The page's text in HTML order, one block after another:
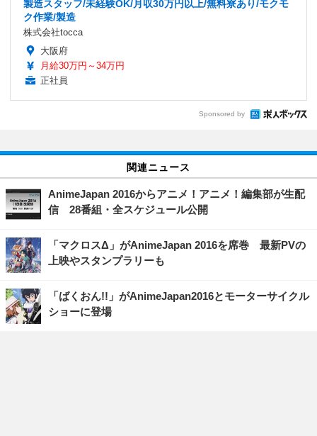
製造スタッフ/未経験OK/月収30万円以上/無料寮あり/モクモ
ク作業/製造
株式会社tocca
大阪府
月給30万円～34万円
正社員
Sponsored by
関連ニュース
AnimeJapan 2016からアニメ！アニメ！編集部が生配
信 28番組・全スケジュール公開
「マクロスΔ」がAnimeJapan 2016を席巻 最新PVの
上映やスタンプラリーも
「ばくおん!!」がAnimeJapan2016とモーターサイクル
ショーに登場